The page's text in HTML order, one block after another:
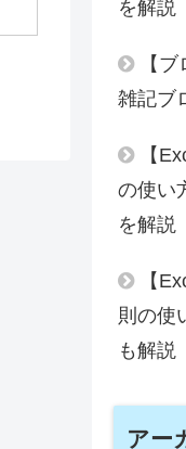
を解説
【
雑記ブ
【
の使い
を解説
【
則の使
も解説
アー